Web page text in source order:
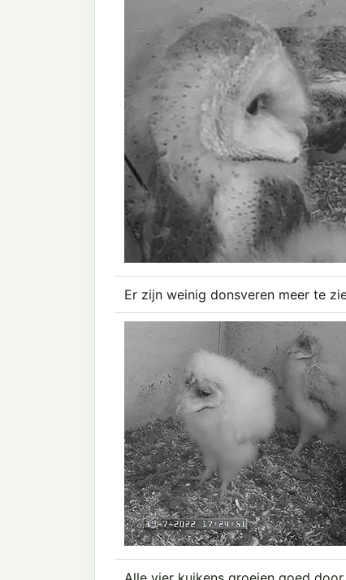
Er zijn weinig donsveren meer te